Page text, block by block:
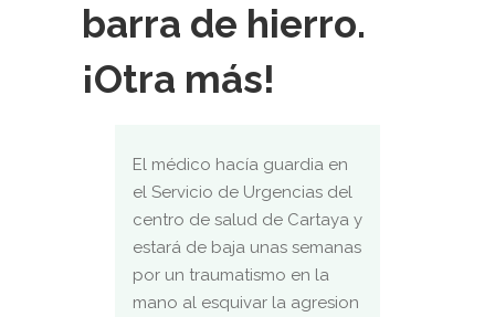
barra de hierro.
¡Otra más!
El médico hacía guardia en
el Servicio de Urgencias del
centro de salud de Cartaya y
estará de baja unas semanas
por un traumatismo en la
mano al esquivar la agresion